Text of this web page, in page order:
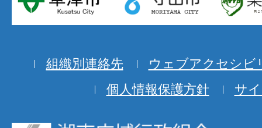
組織別連絡先
ウェブアクセシビ
個人情報保護方針
サ